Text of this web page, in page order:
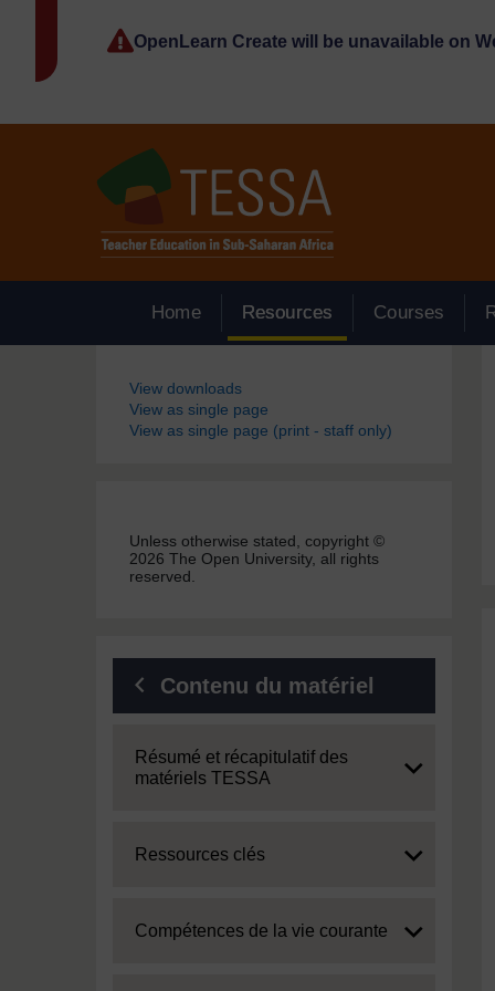
OpenLearn Create will be unavailable on
Home Resources Courses
Blocs
View downloads
View as single page
View as single page (print - staff only)
Unless otherwise stated, copyright ©
2026 The Open University, all rights
reserved.
Contenu du matériel
Expand
Résumé et récapitulatif des
matériels TESSA
Expand
Ressources clés
Expand
Compétences de la vie courante